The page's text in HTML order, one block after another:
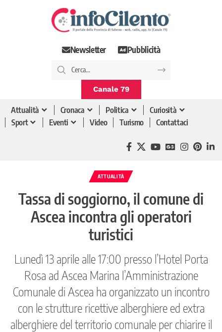
Newsletter Pubblicità
Canale 79
Attualità Cronaca Politica
Curiosità
Sport
Eventi Video Turismo Contattaci
ATTUALITÀ
Tassa di soggiorno, il comune di
Ascea incontra gli operatori
turistici
Lunedì 13 aprile alle 17:00 presso l’Hotel Porta
Rosa ad Ascea Marina l’Amministrazione
Comunale di Ascea ha organizzato un incontro
con le strutture ricettive alberghiere ed extra
alberghiere del territorio comunale per chiarire il